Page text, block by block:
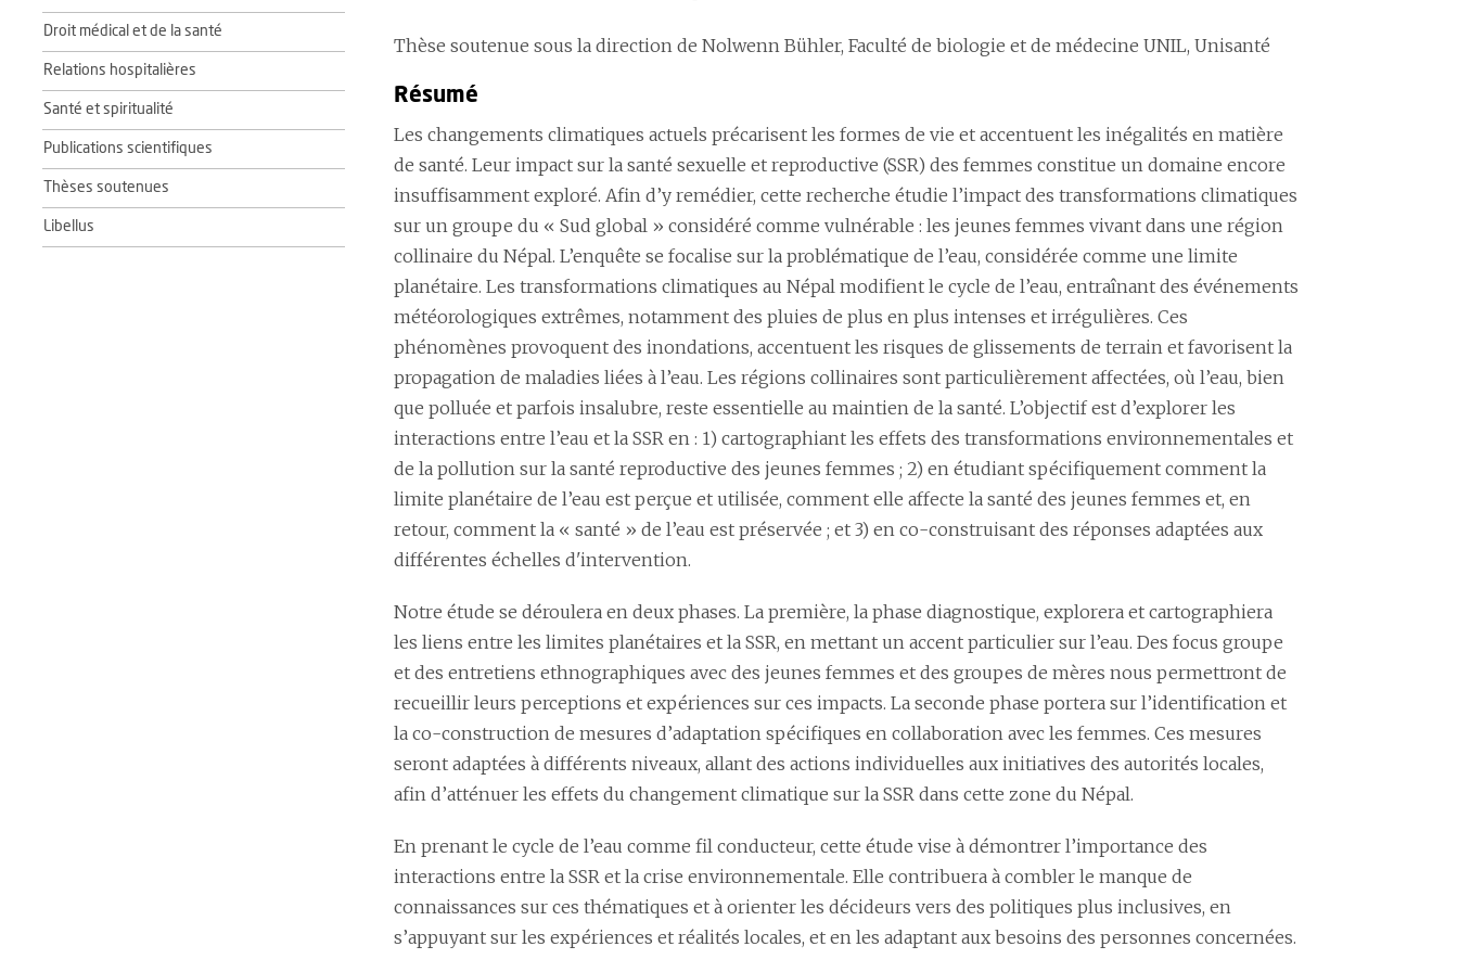
Droit médical et de la santé
Relations hospitalières
Santé et spiritualité
Publications scientifiques
Thèses soutenues
Libellus
Thèse soutenue sous la direction de Nolwenn Bühler, Faculté de biologie et de médecine UNIL, Unisanté
Résumé
Les changements climatiques actuels précarisent les formes de vie et accentuent les inégalités en matière
de santé. Leur impact sur la santé sexuelle et reproductive (SSR) des femmes constitue un domaine encore
insuffisamment exploré. Afin d’y remédier, cette recherche étudie l’impact des transformations climatiques
sur un groupe du « Sud global » considéré comme vulnérable : les jeunes femmes vivant dans une région
collinaire du Népal. L’enquête se focalise sur la problématique de l’eau, considérée comme une limite
planétaire. Les transformations climatiques au Népal modifient le cycle de l’eau, entraînant des événements
météorologiques extrêmes, notamment des pluies de plus en plus intenses et irrégulières. Ces
phénomènes provoquent des inondations, accentuent les risques de glissements de terrain et favorisent la
propagation de maladies liées à l’eau. Les régions collinaires sont particulièrement affectées, où l’eau, bien
que polluée et parfois insalubre, reste essentielle au maintien de la santé. L’objectif est d’explorer les
interactions entre l’eau et la SSR en : 1) cartographiant les effets des transformations environnementales et
de la pollution sur la santé reproductive des jeunes femmes ; 2) en étudiant spécifiquement comment la
limite planétaire de l’eau est perçue et utilisée, comment elle affecte la santé des jeunes femmes et, en
retour, comment la « santé » de l’eau est préservée ; et 3) en co-construisant des réponses adaptées aux
différentes échelles d'intervention.
Notre étude se déroulera en deux phases. La première, la phase diagnostique, explorera et cartographiera
les liens entre les limites planétaires et la SSR, en mettant un accent particulier sur l’eau. Des focus groupe
et des entretiens ethnographiques avec des jeunes femmes et des groupes de mères nous permettront de
recueillir leurs perceptions et expériences sur ces impacts. La seconde phase portera sur l’identification et
la co-construction de mesures d’adaptation spécifiques en collaboration avec les femmes. Ces mesures
seront adaptées à différents niveaux, allant des actions individuelles aux initiatives des autorités locales,
afin d’atténuer les effets du changement climatique sur la SSR dans cette zone du Népal.
En prenant le cycle de l’eau comme fil conducteur, cette étude vise à démontrer l’importance des
interactions entre la SSR et la crise environnementale. Elle contribuera à combler le manque de
connaissances sur ces thématiques et à orienter les décideurs vers des politiques plus inclusives, en
s’appuyant sur les expériences et réalités locales, et en les adaptant aux besoins des personnes concernées.